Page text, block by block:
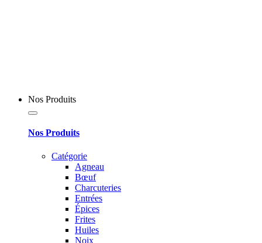
Nos Produits
Nos Produits
Catégorie
Agneau
Bœuf
Charcuteries
Entrées
Épices
Frites
Huiles
Noix